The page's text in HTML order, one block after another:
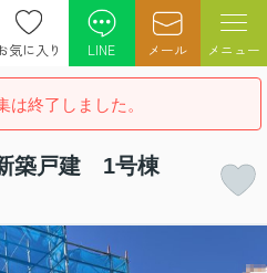
気に入り LINE メール メニュー
は終了しました。
築戸建 1号棟